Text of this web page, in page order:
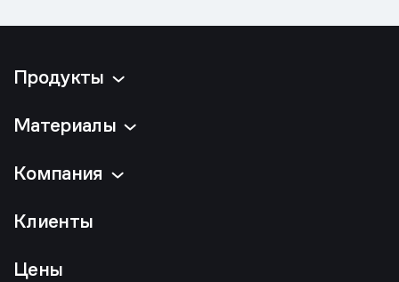
Продукты
Материалы
Компания
Клиенты
Цены